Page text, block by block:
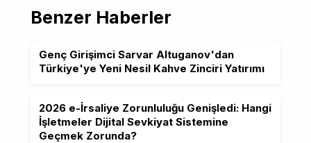
Benzer Haberler
Genç Girişimci Sarvar Altuganov'dan
Türkiye'ye Yeni Nesil Kahve Zinciri Yatırımı
2026 e-İrsaliye Zorunluluğu Genişledi: Hangi
İşletmeler Dijital Sevkiyat Sistemine
Geçmek Zorunda?